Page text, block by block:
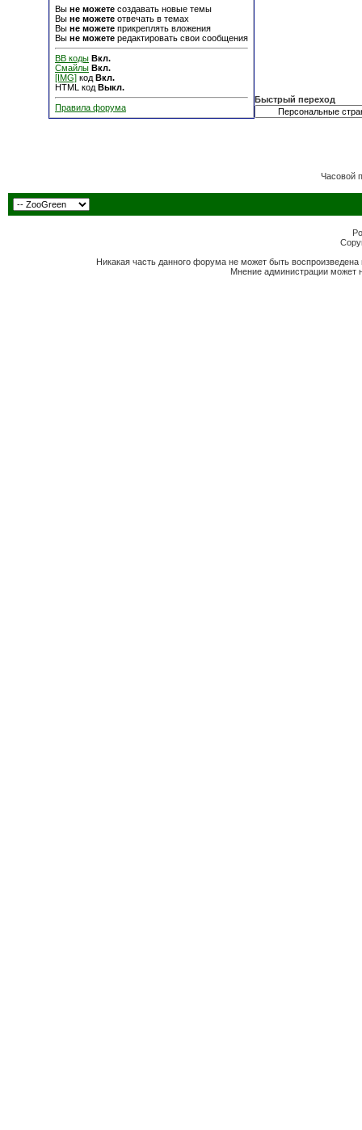
Вы не можете создавать новые темы
Вы не можете отвечать в темах
Вы не можете прикреплять вложения
Вы не можете редактировать свои сообщения
BB коды Вкл.
Смайлы Вкл.
[IMG] код Вкл.
HTML код Выкл.
Правила форума
Быстрый переход
Часовой
Никакая часть данного форума не может быть
Мнение администрации может